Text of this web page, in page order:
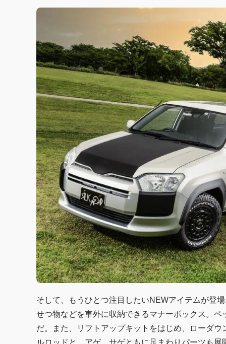
そして、もうひとつ注目したいNEWアイテムが登
せつ物などを車外に収納できるマナーボックス。
だ。また、リフトアップキットをはじめ、ローダ